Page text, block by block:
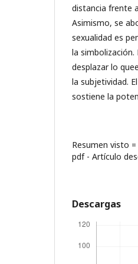
distancia frente
Asimismo, se
sexualidad es
la simbolización.
desplazar lo
la subjetividad.
sostiene la
Resumen visto
pdf - Artículo
Descargas